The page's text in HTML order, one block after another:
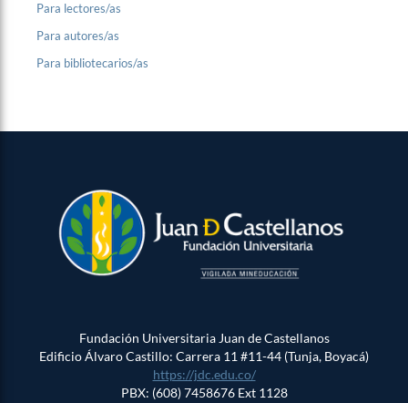
Para lectores/as
Para autores/as
Para bibliotecarios/as
Fundación Universitaria Juan de Castellanos
Edificio Álvaro Castillo: Carrera 11 #11-44 (Tunja, Boyacá)
https://jdc.edu.co/
PBX: (608) 7458676 Ext 1128